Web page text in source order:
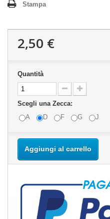
Stampa
2,50 €
Quantità
Scegli una Zecca:
A
D F G J
Aggiungi al carrello